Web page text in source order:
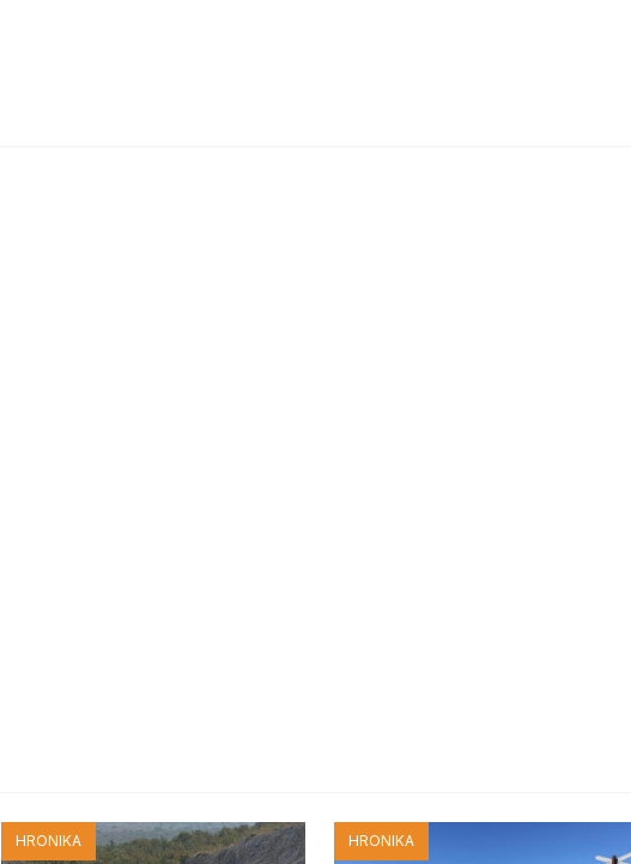
HRONIKA HRONIKA